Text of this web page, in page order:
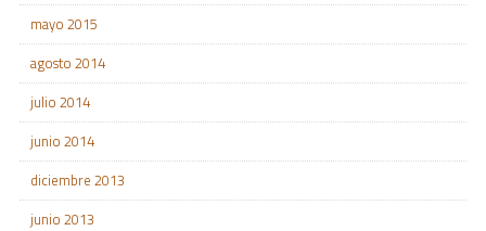
mayo 2015
agosto 2014
julio 2014
junio 2014
diciembre 2013
junio 2013